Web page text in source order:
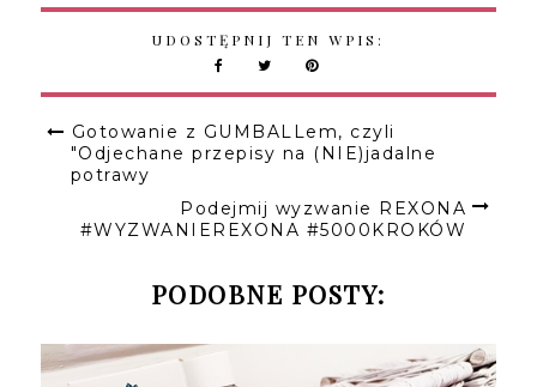
UDOSTĘPNIJ TEN WPIS:
Gotowanie z GUMBALLem, czyli
"Odjechane przepisy na (NIE)jadalne
potrawy
Podejmij wyzwanie REXONA
#WYZWANIEREXONA #5000KROKÓW
PODOBNE POSTY: